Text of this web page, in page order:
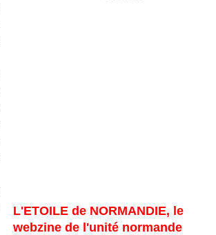
L'ETOILE de NORMANDIE, le
webzine de l'unité normande